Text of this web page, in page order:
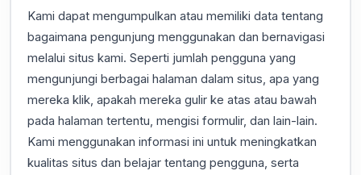
Kami dapat mengumpulkan atau memiliki data tentang
bagaimana pengunjung menggunakan dan bernavigasi
melalui situs kami. Seperti jumlah pengguna yang
mengunjungi berbagai halaman dalam situs, apa yang
mereka klik, apakah mereka gulir ke atas atau bawah
pada halaman tertentu, mengisi formulir, dan lain-lain.
Kami menggunakan informasi ini untuk meningkatkan
kualitas situs dan belajar tentang pengguna, serta